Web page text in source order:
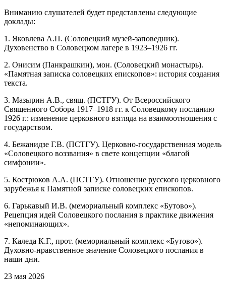
Вниманию слушателей будет представлены следующие
доклады:
1. Яковлева А.П. (Соловецкий музей-заповедник).
Духовенство в Соловецком лагере в 1923–1926 гг.
2. Онисим (Панкрашкин), мон. (Соловецкий монастырь).
«Памятная записка соловецких епископов»: история создания
текста.
3. Мазырин А.В., свящ. (ПСТГУ). От Всероссийского
Священного Собора 1917–1918 гг. к Соловецкому посланию
1926 г.: изменение церковного взгляда на взаимоотношения с
государством.
4. Бежанидзе Г.В. (ПСТГУ). Церковно-государственная модель
«Соловецкого воззвания» в свете концепции «благой
симфонии».
5. Кострюков А.А. (ПСТГУ). Отношение русского церковного
зарубежья к Памятной записке соловецких епископов.
6. Гарькавый И.В. (мемориальный комплекс «Бутово»).
Рецепция идей Соловецкого послания в практике движения
«непоминающих».
7. Каледа К.Г., прот. (мемориальный комплекс «Бутово»).
Духовно-нравственное значение Соловецкого послания в
наши дни.
23 мая 2026